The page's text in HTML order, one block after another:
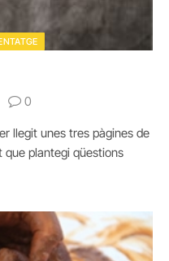
0
llegit unes tres pàgines de
que plantegi qüestions